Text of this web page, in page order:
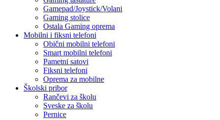
Gamepad/Joystick/Volani
Gaming stolice
Ostala Gaming oprema
Mobilni i fiksni telefoni
Obični mobilni telefoni
Smart mobilni telefoni
Pametni satovi
Fiksni telefoni
Oprema za mobilne
Školski pribor
Rančevi za školu
Sveske za školu
Pernice